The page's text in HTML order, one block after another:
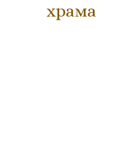
храма